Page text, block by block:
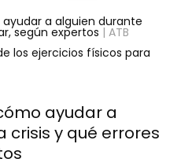
a alguien durante
según expertos | ATB
los ejercicios físicos para
ayudar a
crisis y qué errores